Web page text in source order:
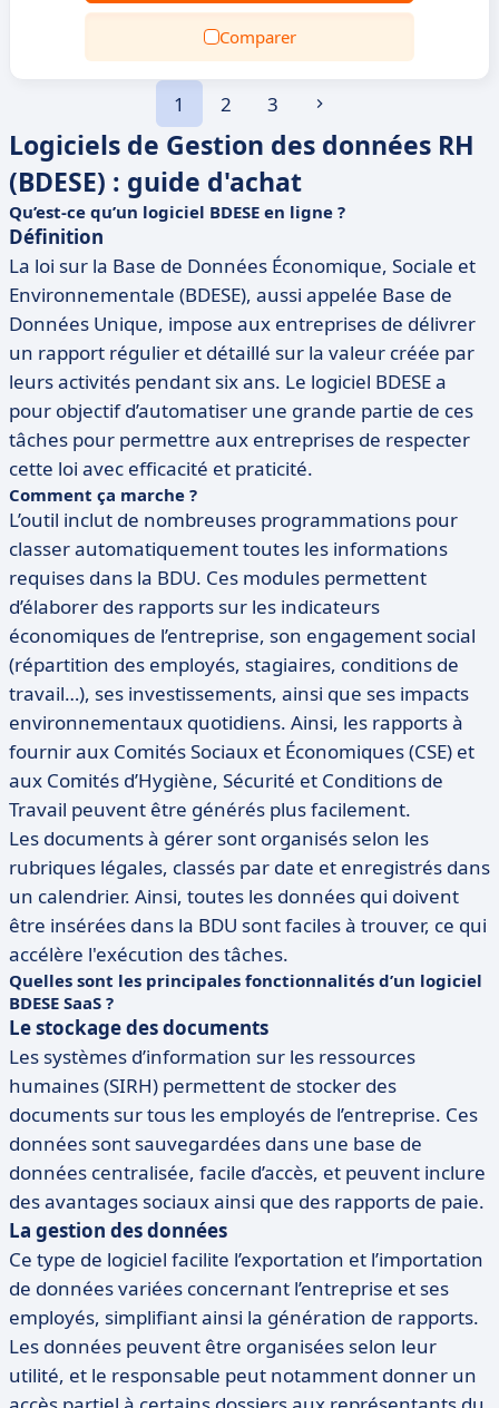
Comparer
1 2 3
Logiciels de Gestion des données RH
(BDESE) : guide d'achat
Qu’est-ce qu’un logiciel BDESE en ligne ?
Définition
La loi sur la Base de Données Économique, Sociale et
Environnementale (BDESE), aussi appelée Base de
Données Unique, impose aux entreprises de délivrer
un rapport régulier et détaillé sur la valeur créée par
leurs activités pendant six ans. Le logiciel BDESE a
pour objectif d’automatiser une grande partie de ces
tâches pour permettre aux entreprises de respecter
cette loi avec efficacité et praticité.
Comment ça marche ?
L’outil inclut de nombreuses programmations pour
classer automatiquement toutes les informations
requises dans la BDU. Ces modules permettent
d’élaborer des rapports sur les indicateurs
économiques de l’entreprise, son engagement social
(répartition des employés, stagiaires, conditions de
travail…), ses investissements, ainsi que ses impacts
environnementaux quotidiens. Ainsi, les rapports à
fournir aux Comités Sociaux et Économiques (CSE) et
aux Comités d’Hygiène, Sécurité et Conditions de
Travail peuvent être générés plus facilement.
Les documents à gérer sont organisés selon les
rubriques légales, classés par date et enregistrés dans
un calendrier. Ainsi, toutes les données qui doivent
être insérées dans la BDU sont faciles à trouver, ce qui
accélère l'exécution des tâches.
Quelles sont les principales fonctionnalités d’un logiciel
BDESE SaaS ?
Le stockage des documents
Les systèmes d’information sur les ressources
humaines (SIRH) permettent de stocker des
documents sur tous les employés de l’entreprise. Ces
données sont sauvegardées dans une base de
données centralisée, facile d’accès, et peuvent inclure
des avantages sociaux ainsi que des rapports de paie.
La gestion des données
Ce type de logiciel facilite l’exportation et l’importation
de données variées concernant l’entreprise et ses
employés, simplifiant ainsi la génération de rapports.
Les données peuvent être organisées selon leur
utilité, et le responsable peut notamment donner un